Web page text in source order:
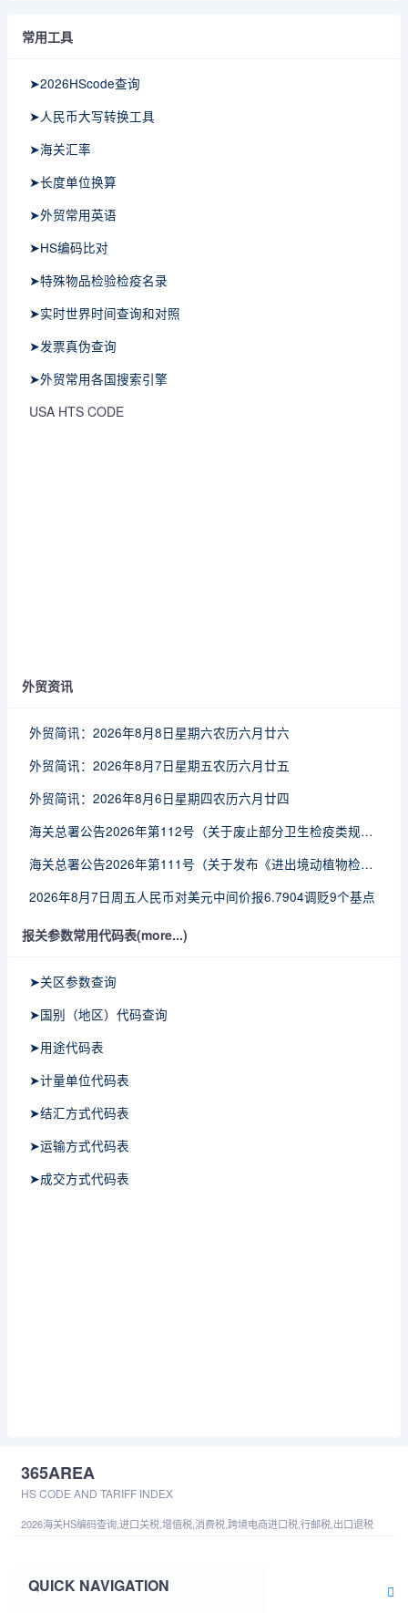
常用工具
➤2026HScode查询
➤人民币大写转换工具
➤海关汇率
➤长度单位换算
➤外贸常用英语
➤HS编码比对
➤特殊物品检验检疫名录
➤实时世界时间查询和对照
➤发票真伪查询
➤外贸常用各国搜索引擎
USA HTS CODE
外贸资讯
外贸简讯：2026年8月8日星期六农历六月廿六
外贸简讯：2026年8月7日星期五农历六月廿五
外贸简讯：2026年8月6日星期四农历六月廿四
海关总署公告2026年第112号（关于废止部分卫生检疫类规范性文件的公告）
海关总署公告2026年第111号（关于发布《进出境动植物检疫处理监督管理工作规定》《进出境卫生处理监督管理工作规定》的公告）
2026年8月7日周五人民币对美元中间价报6.7904调贬9个基点
报关参数常用代码表(more...)
➤关区参数查询
➤国别（地区）代码查询
➤用途代码表
➤计量单位代码表
➤结汇方式代码表
➤运输方式代码表
➤成交方式代码表
365AREA
HS CODE AND TARIFF INDEX
2026海关HS编码查询,进口关税,增值税,消费税,跨境电商进口税,行邮税,出口退税
QUICK NAVIGATION